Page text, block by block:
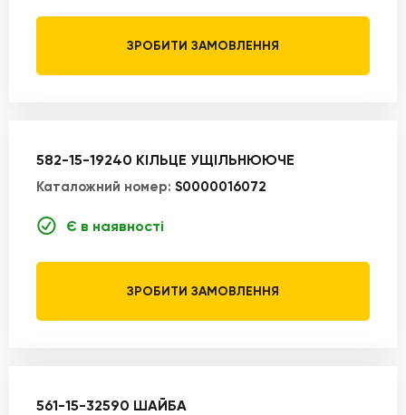
ЗРОБИТИ ЗАМОВЛЕННЯ
582-15-19240 КІЛЬЦЕ УЩІЛЬНЮЮЧЕ
Каталожний номер: S0000016072
Є в наявності
ЗРОБИТИ ЗАМОВЛЕННЯ
561-15-32590 ШАЙБА